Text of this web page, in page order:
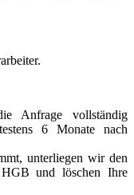
Anfrage vollständig
6 Monate nach
unterliegen wir den
HGB und löschen Ihre